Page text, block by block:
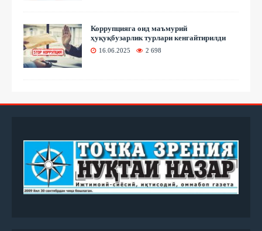
Коррупцияга оид маъмурий
ҳуқуқбузарлик турлари кенгайтирилди
16.06.2025 2 698